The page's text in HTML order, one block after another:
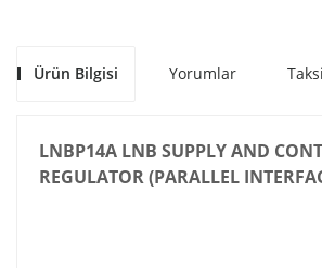
Ürün Bilgisi Yorumlar
LNBP14A LNB SUPPLY AND
REGULATOR (PARALLEL